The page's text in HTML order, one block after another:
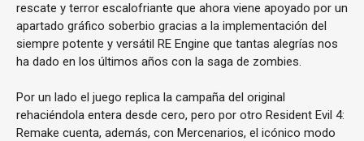
rescate y terror escalofriante que ahora viene apoyado por un
apartado gráfico soberbio gracias a la implementación del
siempre potente y versátil RE Engine que tantas alegrías nos
ha dado en los últimos años con la saga de zombies.
Por un lado el juego replica la campaña del original
rehaciéndola entera desde cero, pero por otro Resident Evil 4:
Remake cuenta, además, con Mercenarios, el icónico modo